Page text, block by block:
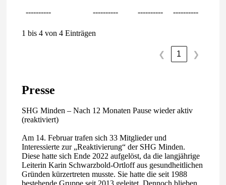
---------- ---------- ---------- ----------
1 bis 4 von 4 Einträgen
❮ 1 ❯
Presse
SHG Minden – Nach 12 Monaten Pause wieder aktiv
(reaktiviert)
Am 14. Februar trafen sich 33 Mitglieder und
Interessierte zur „Reaktivierung“ der SHG Minden.
Diese hatte sich Ende 2022 aufgelöst, da die langjährige
Leiterin Karin Schwarzbold-Ortloff aus gesundheitlichen
Gründen kürzertreten musste. Sie hatte die seit 1988